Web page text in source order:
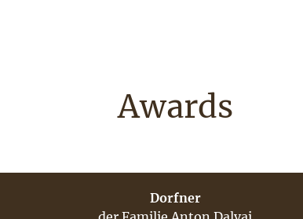
Awards
Dorfner